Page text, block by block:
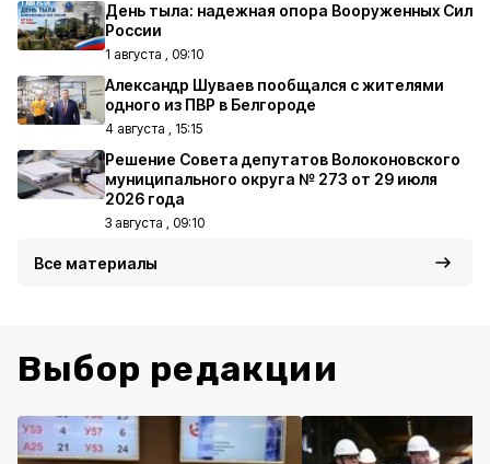
День тыла: надежная опора Вооруженных Сил
России
1 августа , 09:10
Александр Шуваев пообщался с жителями
одного из ПВР в Белгороде
4 августа , 15:15
Решение Совета депутатов Волоконовского
муниципального округа № 273 от 29 июля
2026 года
3 августа , 09:10
Все материалы
Выбор редакции